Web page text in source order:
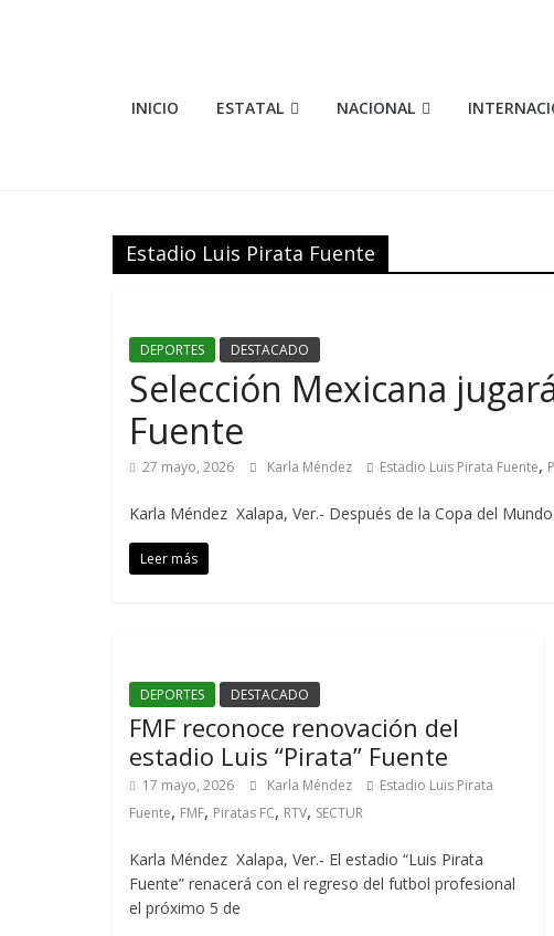
Elementosmx
INICIO ESTATAL NACIONAL
Estadio Luis Pirata Fuente
DEPORTES DESTACADO
Selección Mexicana
Fuente
27 mayo, 2026 Karla Méndez Estadio Luis Pirata Fuente,
Karla Méndez Xalapa, Ver.- Después de la Copa del
Leer más
DEPORTES DESTACADO
FMF reconoce renovación del
estadio Luis “Pirata” Fuente
17 mayo, 2026 Karla Méndez
Estadio Luis Pirata
Fuente, FMF, Piratas FC, RTV, SECTUR
Karla Méndez Xalapa, Ver.- El estadio “Luis Pirata
Fuente” renacerá con el regreso del futbol profesional
el próximo 5 de